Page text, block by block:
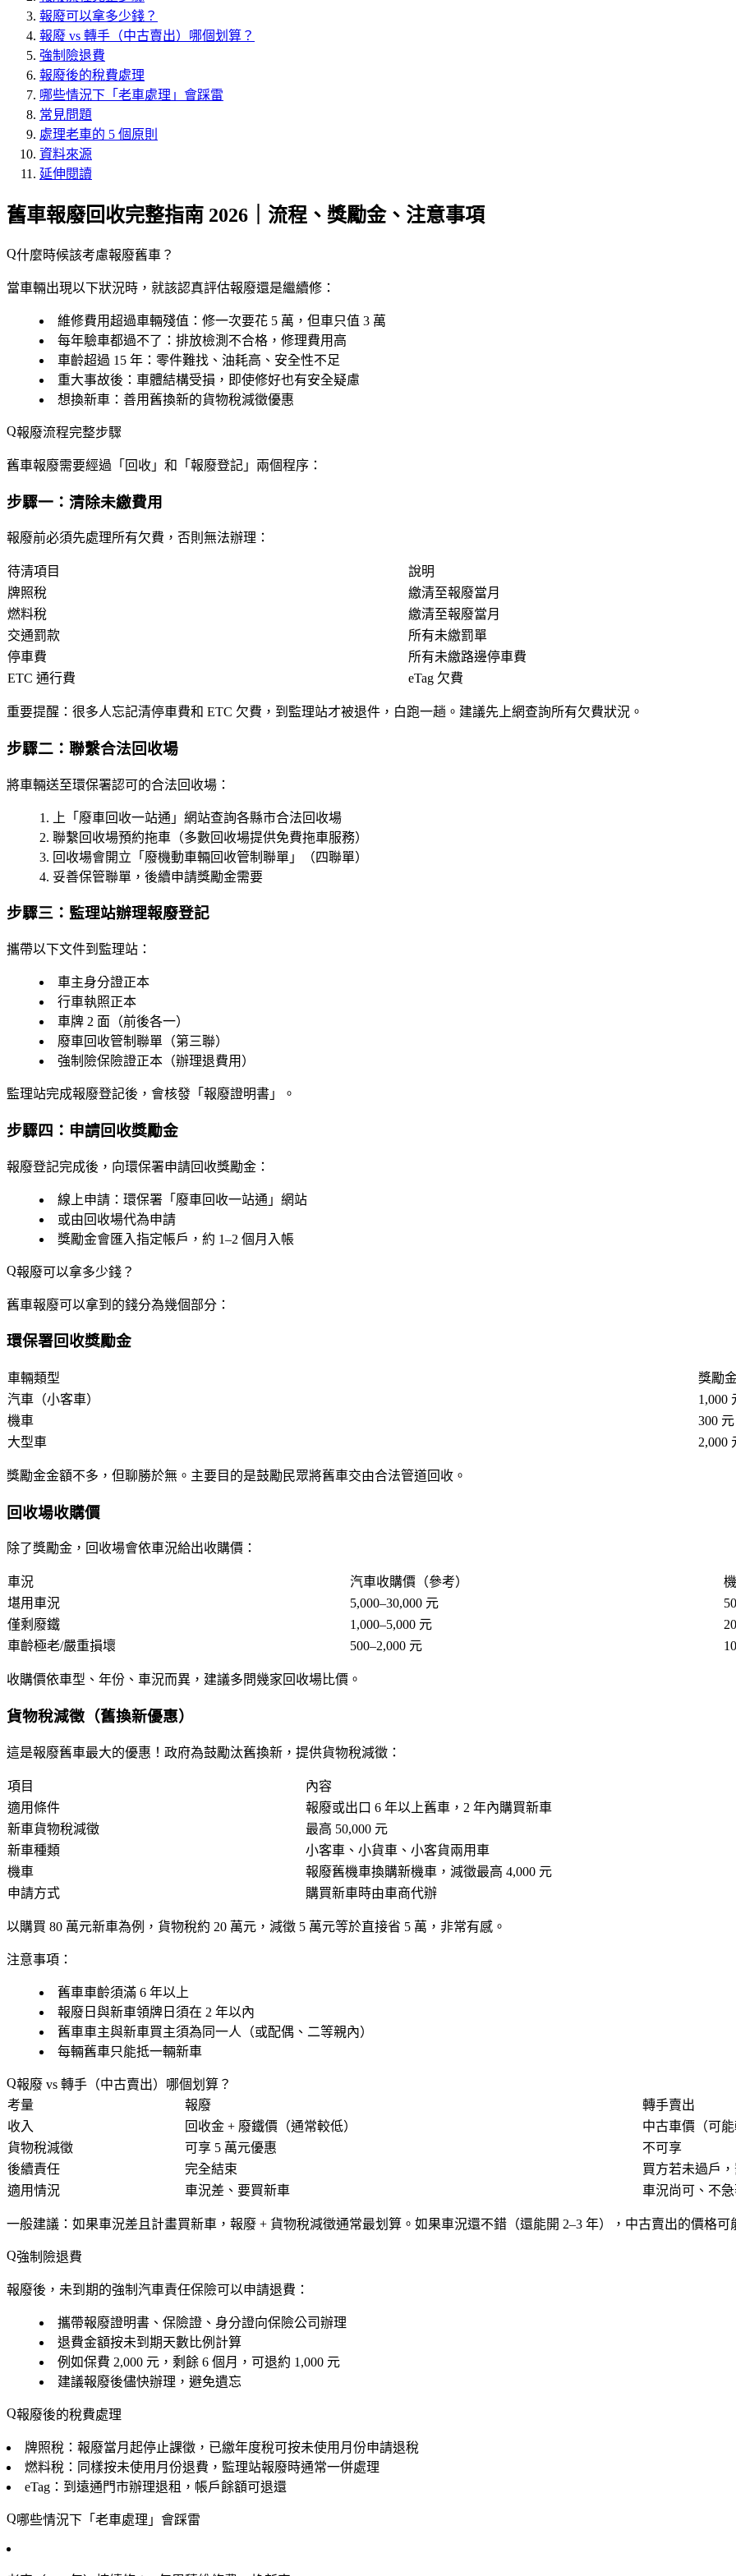
報廢可以拿多少錢？
報廢 vs 轉手（中古賣出）哪個划算？
強制險退費
報廢後的稅費處理
哪些情況下「老車處理」會踩雷
常見問題
處理老車的 5 個原則
資料來源
延伸閱讀
舊車報廢回收完整指南 2026｜流程、獎勵金、注意事項
什麼時候該考慮報廢舊車？
當車輛出現以下狀況時，就該認真評估報廢還是繼續修：
維修費用超過車輛殘值 ：修一次要花 5 萬，但車只值 3 萬
每年驗車都過不了 ：排放檢測不合格，修理費用高
車齡超過 15 年 ：零件難找、油耗高、安全性不足
重大事故後 ：車體結構受損，即使修好也有安全疑慮
想換新車 ：善用舊換新的貨物稅減徵優惠
報廢流程完整步驟
舊車報廢需要經過「回收」和「報廢登記」兩個程序：
步驟一：清除未繳費用
報廢前必須先處理所有欠費，否則無法辦理：
待清項目
說明
牌照稅
繳清至報廢當月
燃料稅
繳清至報廢當月
交通罰款
所有未繳罰單
停車費
所有未繳路邊停車費
ETC 通行費
eTag 欠費
重要提醒 ：很多人忘記清停車費和 ETC 欠費，到監理站才被退件，白跑一趟。建議先上網查詢所有欠費狀況。
步驟二：聯繫合法回收場
將車輛送至環保署認可的合法回收場：
上「廢車回收一站通」網站查詢各縣市合法回收場
聯繫回收場預約拖車（多數回收場提供免費拖車服務）
回收場會開立「廢機動車輛回收管制聯單」（四聯單）
妥善保管聯單，後續申請獎勵金需要
步驟三：監理站辦理報廢登記
攜帶以下文件到監理站：
車主身分證正本
行車執照正本
車牌 2 面（前後各一）
廢車回收管制聯單（第三聯）
強制險保險證正本（辦理退費用）
監理站完成報廢登記後，會核發「報廢證明書」。
步驟四：申請回收獎勵金
報廢登記完成後，向環保署申請回收獎勵金：
線上申請：環保署「廢車回收一站通」網站
或由回收場代為申請
獎勵金會匯入指定帳戶，約 1–2 個月 入帳
報廢可以拿多少錢？
舊車報廢可以拿到的錢分為幾個部分：
環保署回收獎勵金
車輛類型
獎勵
汽車（小客車）
1,000
機車
300 元
大型車
2,000
獎勵金金額不多，但聊勝於無。主要目的是鼓勵民眾將舊車交由合法管道回收。
回收場收購價
除了獎勵金，回收場會依車況給出收購價：
車況 汽車收購價（參考）
堪用車況
5,000–30,000 元
僅剩廢鐵
1,000–5,000 元
車齡極老/嚴重損壞
500–2,000 元
收購價依車型、年份、車況而異，建議多問幾家回收場比價。
貨物稅減徵（舊換新優惠）
這是報廢舊車最大的優惠！政府為鼓勵汰舊換新，提供貨物稅減徵：
項目
內容
適用條件
報廢或出口 6 年以上舊車，2 年內購買新車
新車貨物稅減徵
最高 50,000 元
新車種類
小客車、小貨車、小客貨兩用車
機車
報廢舊機車換購新機車，減徵最高 4,000 元
申請方式
購買新車時由車商代辦
以購買 80 萬元新車為例，貨物稅約 20 萬元，減徵 5 萬元等於直接省 5 萬，非常有感。
注意事項 ：
舊車車齡須滿 6 年以上
報廢日與新車領牌日須在 2 年以內
舊車車主與新車買主須為同一人（或配偶、二等親內）
每輛舊車只能抵一輛新車
報廢 vs 轉手（中古賣出）哪個划算？
考量
報廢
轉手賣出
收入
回收金 + 廢鐵價（通常較低）
中古車價（可能
貨物稅減徵
可享 5 萬元優惠
不可享
後續責任
完全結束
買方若未過戶
適用情況
車況差、要買新車 車況尚可、不
一般建議 ：如果車況差且計畫買新車，報廢 + 貨物稅減徵通常最划算。如果車況還不錯（還能開 2–3 年），中古賣出的價格可
強制險退費
報廢後，未到期的強制汽車責任保險可以申請退費：
攜帶報廢證明書、保險證、身分證向保險公司辦理
退費金額按未到期天數比例計算
例如保費 2,000 元，剩餘 6 個月，可退約 1,000 元
建議報廢後儘快辦理，避免遺忘
報廢後的稅費處理
牌照稅 ：報廢當月起停止課徵，已繳年度稅可按未使用月份申請退稅
燃料稅 ：同樣按未使用月份退費，監理站報廢時通常一併處理
eTag ：到遠通門市辦理退租，帳戶餘額可退還
哪些情況下「老車處理」會踩雷